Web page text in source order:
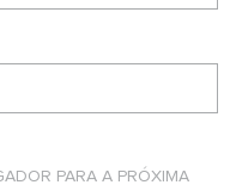
PARA A PRÓXIMA